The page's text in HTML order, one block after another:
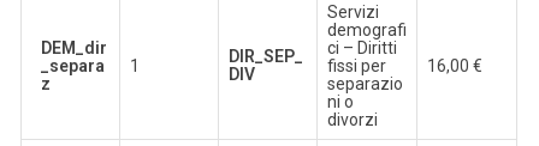
DEM_dir
_separa
z
1
DIR_SEP_
DIV
Servizi
demografi
ci – Diritti
fissi per
separazio
ni o
divorzi
16,00 €